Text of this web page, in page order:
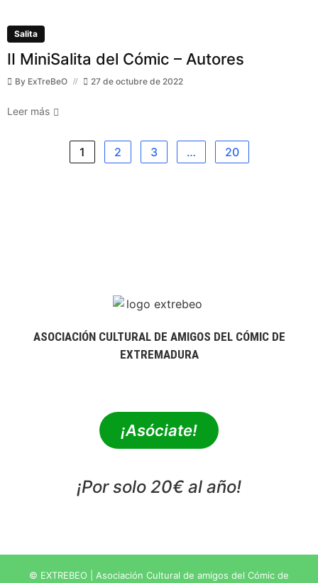
Salita
II MiniSalita del Cómic – Autores
By ExTreBeO 27 de octubre de 2022
Leer más
1 2 3 … 20
ASOCIACIÓN CULTURAL DE AMIGOS DEL CÓMIC DE
EXTREMADURA
¡Asóciate!
¡Por solo 20€ al año!
© EXTREBEO | Asociación Cultural de amigos del Cómic de